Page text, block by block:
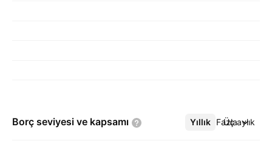
Borç seviyesi ve kapsamı Yıllık Üç aylık
Daha Fazla